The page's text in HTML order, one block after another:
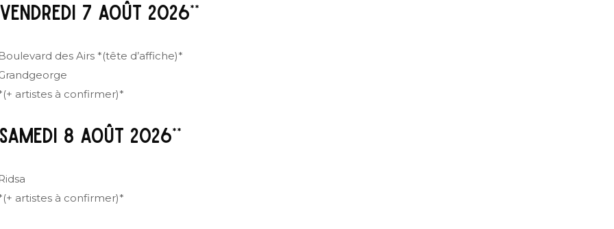
7 AOÛT 2026**
des Airs *(tête d’affiche)*
artistes à confirmer)*
8 AOÛT 2026**
artistes à confirmer)*